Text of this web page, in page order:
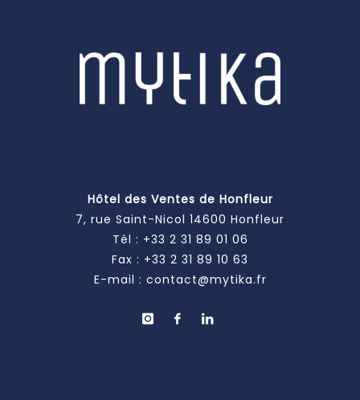
Hôtel des Ventes de Honfleur
7, rue Saint-Nicol 14600 Honfleur
Tél : +33 2 31 89 01 06
Fax : +33 2 31 89 10 63
E-mail : contact@mytika.fr